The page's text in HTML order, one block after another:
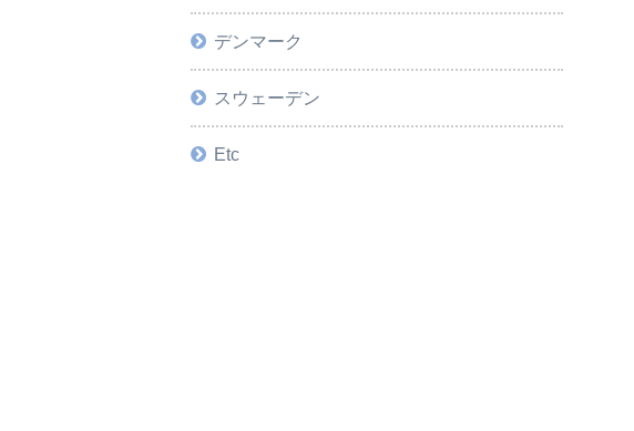
デンマーク
スウェーデン
Etc